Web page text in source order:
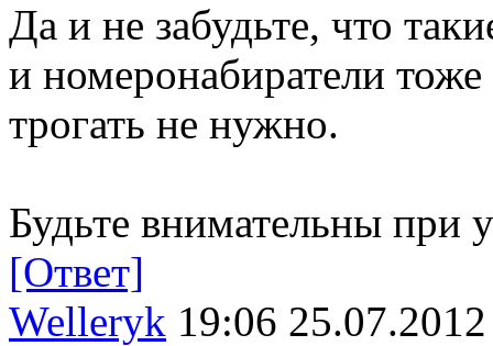
Да и не забудьте, что
и номеронабиратели
трогать не нужно.
Будьте внимательны при
[Ответ]
Welleryk 19:06 25.07.2012